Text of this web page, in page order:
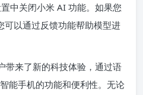
中关闭小米 AI 功能。如果您
可以通过反馈功能帮助模型进
带来了新的科技体验，通过语
能手机的功能和便利性。无论